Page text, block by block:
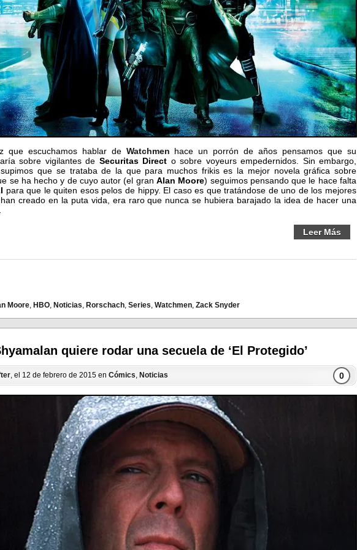
que escuchamos hablar de Watchmen hace un porrón de años pensamos que su
sobre vigilantes de Securitas Direct o sobre voyeurs empedernidos. Sin embargo,
que se trataba de la que para muchos frikis es la mejor novela gráfica sobre
se ha hecho y de cuyo autor (el granAlan Moore) seguimos pensando que le hace falta
para que le quiten esos pelos de hippy. El caso es que tratándose de uno de los mejores
creado en la puta vida, era raro que nunca se hubiera barajado la idea de hacer una
Leer Más
Moore, HBO, Noticias, Rorschach, Series, Watchmen, Zack Snyder
quiere rodar una secuela de ‘El Protegido’
, el 12 de febrero de 2015 en Cómics, Noticias 0